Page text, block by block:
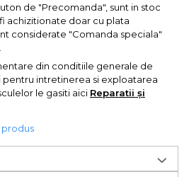
de "Precomanda", sunt in stoc
achizitionate doar cu plata
considerate "Comanda speciala"
din conditiile generale de
pentru intretinerea si exploatarea
le gasiti aici Reparatii și